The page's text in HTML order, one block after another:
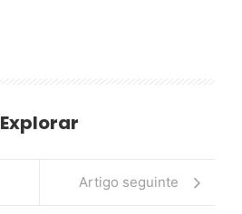
Explorar
Artigo seguinte